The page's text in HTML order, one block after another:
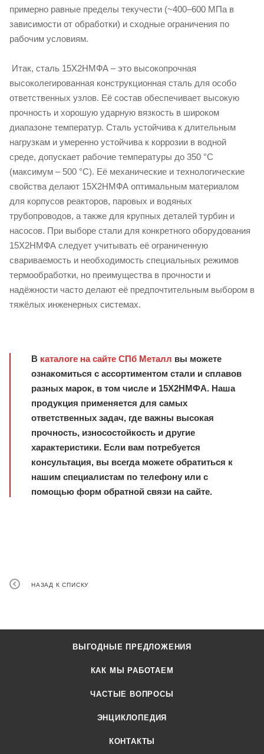
примерно равные пределы текучести (~400–600 МПа в
зависимости от обработки) и сходные ограничения по
рабочим условиям.
Итак, сталь 15Х2НМФА – это высокопрочная
высоколегированная конструкционная сталь для особо
ответственных узлов. Её состав обеспечивает высокую
прочность и хорошую ударную вязкость в широком
диапазоне температур. Сталь устойчива к длительным
нагрузкам и умеренно устойчива к коррозии в водной
среде, допускает рабочие температуры до 350 °C
(максимум – 500 °C). Её механические и технологические
свойства делают 15Х2НМФА оптимальным материалом
для корпусов реакторов, паровых и водяных
трубопроводов, а также для крупных деталей турбин и
насосов. При выборе стали для конкретного оборудования
15Х2НМФА следует учитывать её ограниченную
свариваемость и необходимость специальных режимов
термообработки, но преимущества в прочности и
надёжности часто делают её предпочтительным выбором в
тяжёлых инженерных системах.
В каталоге на сайте СПб Металл вы можете
ознакомиться с ассортиментом стали и сплавов
разных марок, в том числе и 15Х2НМФА. Наша
продукция применяется для самых
ответственных задач, где важны высокая
прочность, износостойкость и другие
характеристики. Если вам потребуется
консультация, вы всегда можете обратиться к
нашим специалистам по телефону или с
помощью форм обратной связи на сайте.
НАЗАД К СПИСКУ
ВЫГОДНЫЕ ПРЕДЛОЖЕНИЯ
КАК МЫ РАБОТАЕМ
ЧАСТЫЕ ВОПРОСЫ
ЭНЦИКЛОПЕДИЯ
КОНТАКТЫ